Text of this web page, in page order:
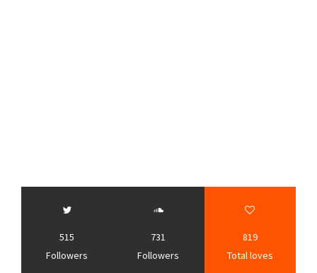
515
Followers
731
Followers
819
Total loves